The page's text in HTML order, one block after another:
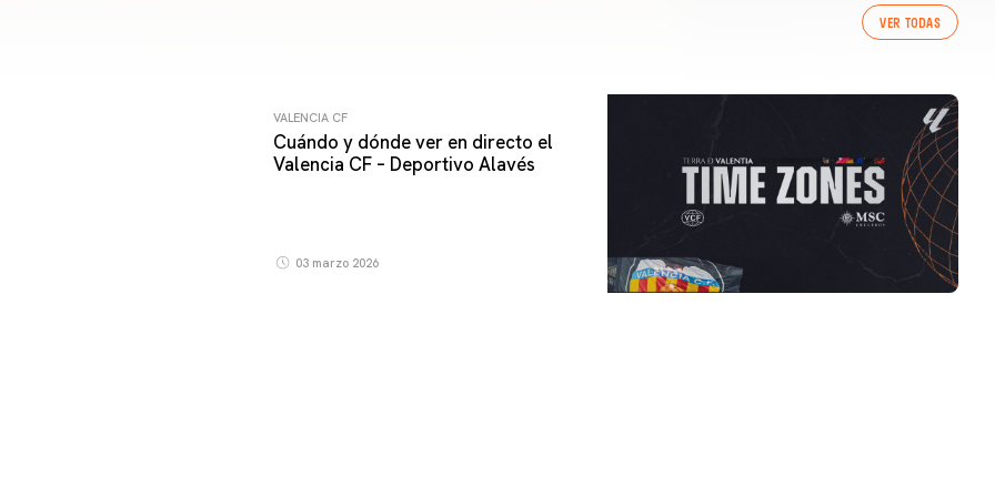
VER TODAS
VALENCIA CF
Cuándo y dónde ver en directo el
Valencia CF – Deportivo Alavés
03 marzo 2026